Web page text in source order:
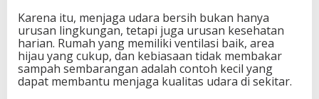
Karena itu, menjaga udara bersih bukan hanya
urusan lingkungan, tetapi juga urusan kesehatan
harian. Rumah yang memiliki ventilasi baik, area
hijau yang cukup, dan kebiasaan tidak membakar
sampah sembarangan adalah contoh kecil yang
dapat membantu menjaga kualitas udara di sekitar.